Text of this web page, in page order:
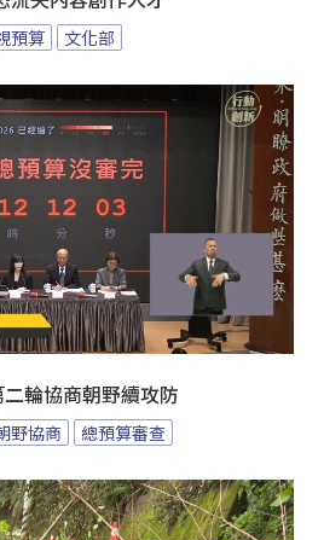
預算 文化部
輪協商朝野續攻防
野協商 總預算審查